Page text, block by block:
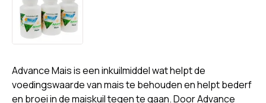
Advance Mais is een inkuilmiddel wat helpt de
voedingswaarde van mais te behouden en helpt bederf
en broei in de maiskuil tegen te gaan. Door Advance